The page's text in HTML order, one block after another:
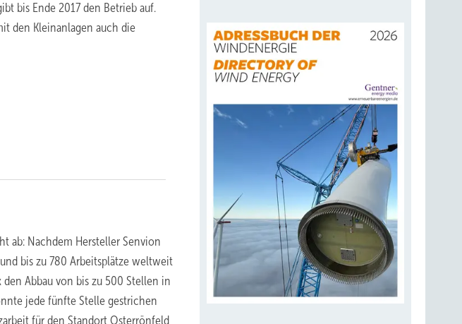
bis Ende 2017 den Betrieb auf.
den Kleinanlagen auch die
ab: Nachdem Hersteller Senvion
bis zu 780 Arbeitsplätze weltweit
Abbau von bis zu 500 Stellen in
jede fünfte Stelle gestrichen
für den Standort Osterrönfeld